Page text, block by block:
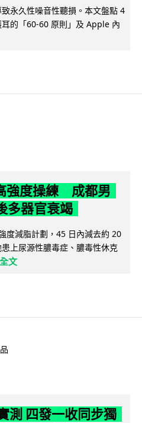
永久性噪音性聽損。本文盤點 4
的「60-60 原則」及 Apple 內
強度操練 成都男
多器官衰竭
度減脂計劃，45 日內減去約 20
上尿源性膿毒症、膿毒性休克
文
測 四發一收同步獨